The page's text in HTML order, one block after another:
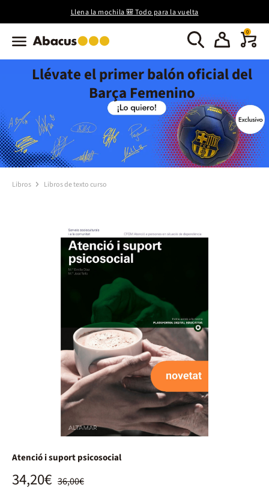
Llena la mochila 🎒 Todo para la vuelta
0
Llévate el primer balón oficial del
Barça Femenino
Libros Libros de texto curso
Atenció i suport psicosocial
36,00€
34,20€